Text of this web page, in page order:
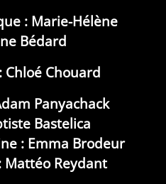
: Marie-Hélène
Bédard
Chloé Chouard
Panyachack
Bastelica
: Emma Brodeur
Mattéo Reydant